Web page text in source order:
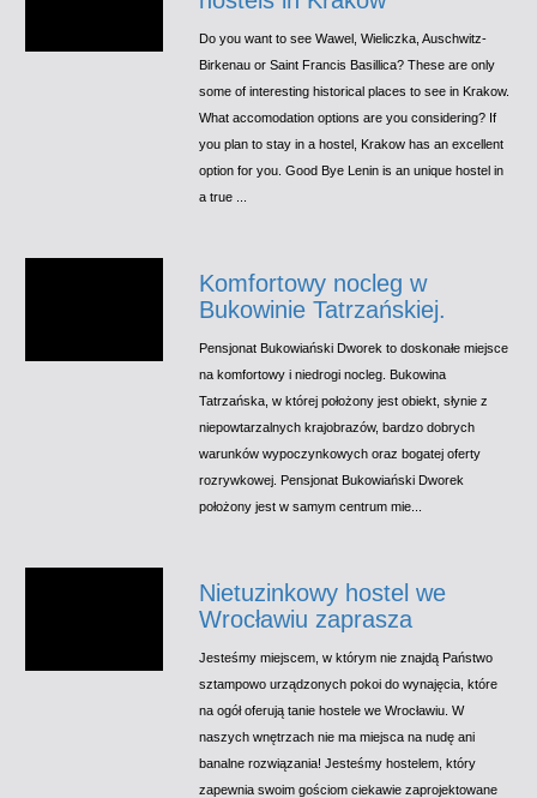
Do you want to see Wawel, Wieliczka, Auschwitz-
Birkenau or Saint Francis Basillica? These are only
some of interesting historical places to see in Krakow.
What accomodation options are you considering? If
you plan to stay in a hostel, Krakow has an excellent
option for you. Good Bye Lenin is an unique hostel in
a true ...
Komfortowy nocleg w
Bukowinie Tatrzańskiej.
Pensjonat Bukowiański Dworek to doskonałe miejsce
na komfortowy i niedrogi nocleg. Bukowina
Tatrzańska, w której położony jest obiekt, słynie z
niepowtarzalnych krajobrazów, bardzo dobrych
warunków wypoczynkowych oraz bogatej oferty
rozrywkowej. Pensjonat Bukowiański Dworek
położony jest w samym centrum mie...
Nietuzinkowy hostel we
Wrocławiu zaprasza
Jesteśmy miejscem, w którym nie znajdą Państwo
sztampowo urządzonych pokoi do wynajęcia, które
na ogół oferują tanie hostele we Wrocławiu. W
naszych wnętrzach nie ma miejsca na nudę ani
banalne rozwiązania! Jesteśmy hostelem, który
zapewnia swoim gościom ciekawie zaprojektowane